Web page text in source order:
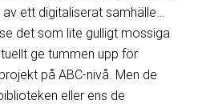
ett digitaliserat samhälle…
det som lite gulligt mossiga
ge tummen upp för
på ABC-nivå. Men de
eller ens de